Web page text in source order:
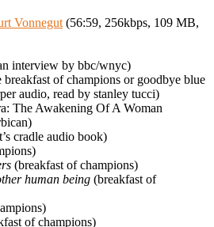
Vonnegut (56:59, 256kbps, 109 MB,
interview by bbc/wnyc)
of champions or goodbye blue
audio, read by stanley tucci)
The Awakening Of A Woman
cradle audio book)
(breakfast of champions)
human being (breakfast of
of champions)